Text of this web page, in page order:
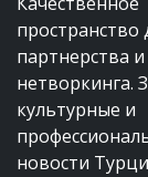
пространство
партнерства и
нетворкинга.
культурные и
новости